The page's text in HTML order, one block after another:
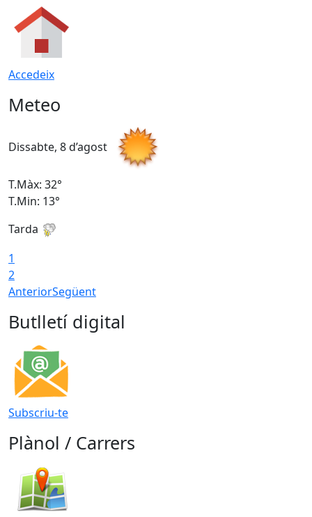
Accedeix
Meteo
Dissabte, 8 d’agost
T.Màx: 32°
T.Min: 13°
Tarda
1
2
AnteriorSegüent
Butlletí digital
Subscriu-te
Plànol / Carrers